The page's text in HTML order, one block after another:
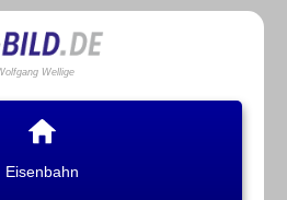
Wellige
Eisenbahn